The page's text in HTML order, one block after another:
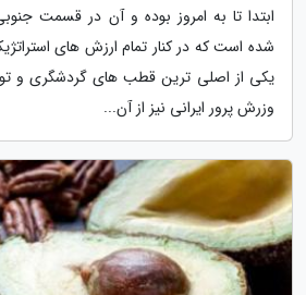
ابتدا تا به امروز بوده و آن در قسمت
شده است که در کنار تمام ارزش های
یکی از اصلی ترین قطب های گردشگری و
وزرش پرور ایرانی نیز از آن...